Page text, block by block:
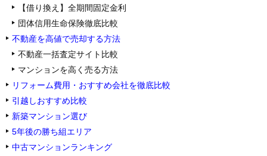
【借り換え】全期間固定金利
団体信用生命保険徹底比較
不動産を高値で売却する方法
不動産一括査定サイト比較
マンションを高く売る方法
リフォーム費用・おすすめ会社を徹底比較
引越しおすすめ比較
新築マンション選び
5年後の勝ち組エリア
中古マンションランキング